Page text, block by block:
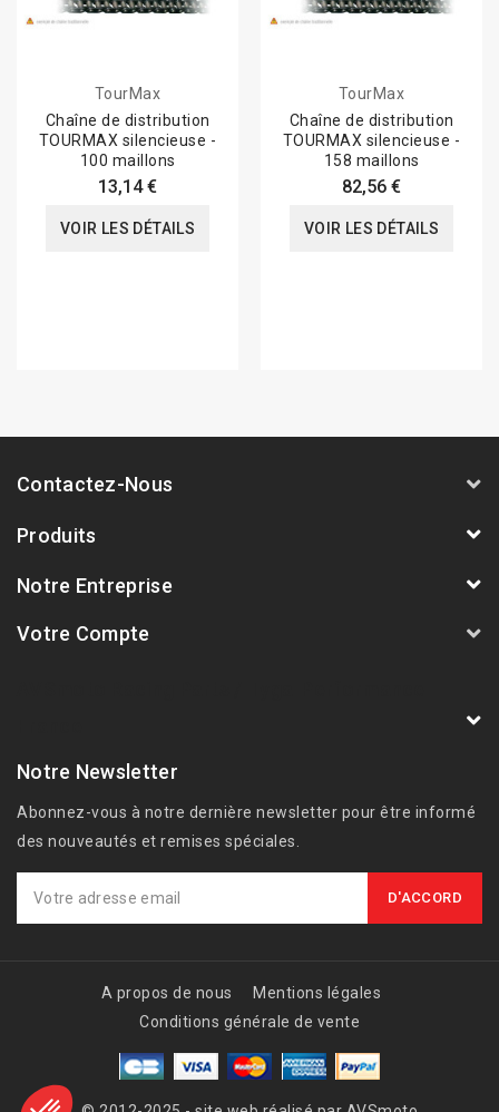
TourMax
Chaîne de distribution
TOURMAX silencieuse -
100 maillons
13,14 €
VOIR LES DÉTAILS
TourMax
Chaîne de distribution
TOURMAX silencieuse -
158 maillons
82,56 €
VOIR LES DÉTAILS
Contactez-Nous
Produits
Notre Entreprise
Votre Compte
Notre Newsletter
Abonnez-vous à notre dernière newsletter pour être informé
des nouveautés et remises spéciales.
A propos de nous
Mentions légales
Conditions générale de vente